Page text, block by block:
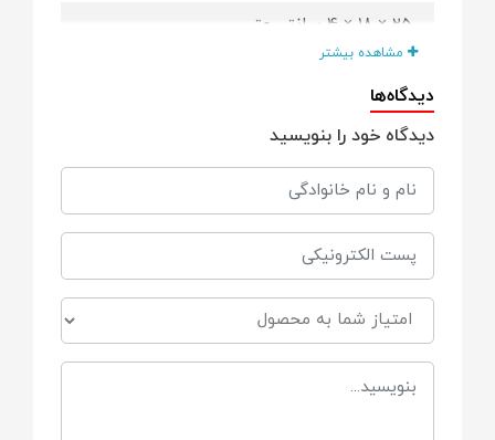
25 × 18 × 4 سانتی متر
جنس
پلاستیک فشرده
تعداد در هر بسته
133 قطعه
مشاهده بیشتر
دیدگاه‌ها
دیدگاه خود را بنویسید